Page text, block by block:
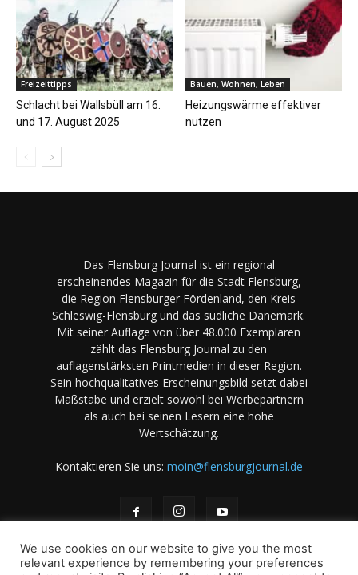
Freizeittipps
Schlacht bei Wallsbüll am 16.
und 17. August 2025
Bauen, Wohnen, Leben
Heizungswärme effektiver
nutzen
Das Flensburg Journal ist ein regional
erscheinendes Magazin für die Stadt Flensburg,
die Region Flensburger Fördenland, den Kreis
Schleswig-Flensburg und das südliche Dänemark.
Mit seiner Auflage von über 48.000 Exemplaren
zählt das Flensburg Journal zu den
auflagenstärksten Printmedien in dieser Region.
Sein hochqualitatives Erscheinungsbild setzt dabei
Maßstäbe und erzielt sowohl bei Werbepartnern
als auch bei seinen Lesern eine hohe
Wertschätzung.
Kontaktieren Sie uns: moin@flensburgjournal.de
We use cookies on our website to give you the most
relevant experience by remembering your preferences